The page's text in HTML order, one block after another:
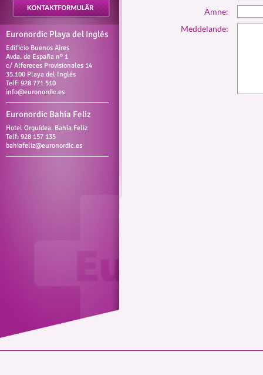
Euronordic Playa del Inglés
Edificio Buenos Aires
Avda. de España nº 1
c/ Alfereces Provisionales 14
35.100 Playa del Inglés
Telf: 928 771 510
info@euronordic.es
Euronordic Bahía Feliz
Hotel Orquídea. Bahía Feliz
Telf: 928 157 135
bahiafeliz@euronordic.es
Ämne:
Meddelande: